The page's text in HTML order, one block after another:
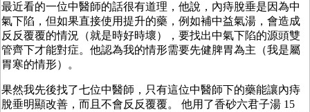
最近看的一位中醫師的話很有道理，他說，內痔脫垂是因為中
氣下陷，但如果直接使用提升的藥，例如補中益氣湯，會造成
反反覆覆的情況（就是時好時壞），要找出中氣下陷的源頭雙
管齊下才能對症。他認為我的情形需要先健脾胃為主（我是屬
胃寒的情形）。
果然我先後找了七位中醫師，只有這位中醫師下的藥能讓內痔
脫垂明顯改善，而且不會反反覆覆。 他用了香砂六君子湯 15